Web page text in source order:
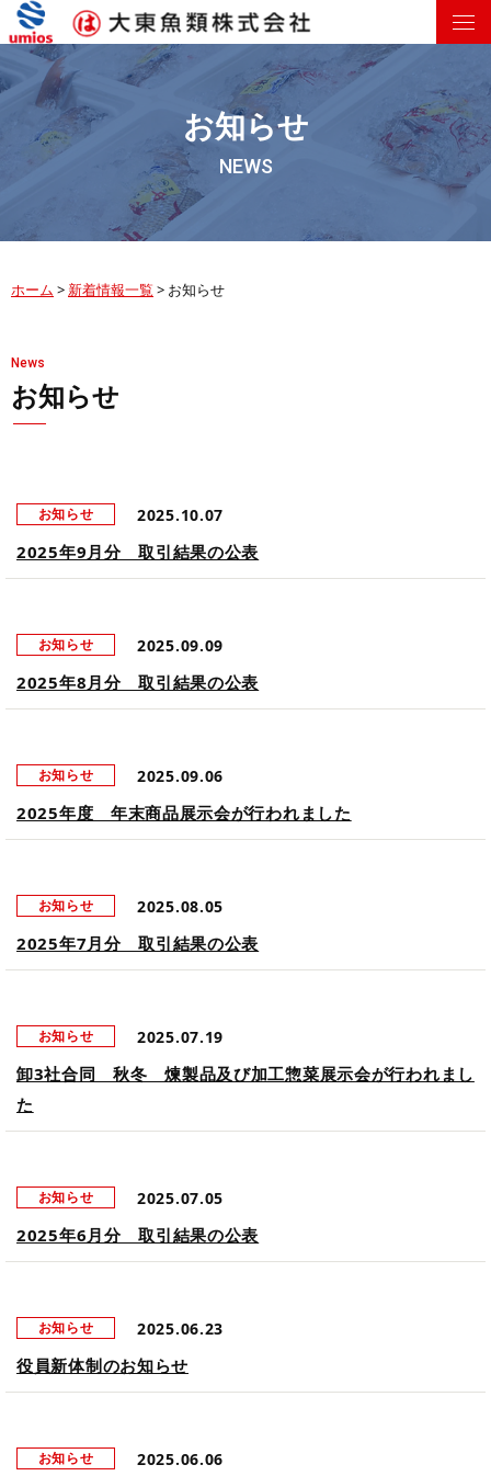
お知らせ
NEWS
ホーム > 新着情報一覧 > お知らせ
News
お知らせ
お知らせ 2025.10.07
2025年9月分 取引結果の公表
お知らせ 2025.09.09
2025年8月分 取引結果の公表
お知らせ 2025.09.06
2025年度 年末商品展示会が行われました
お知らせ 2025.08.05
2025年7月分 取引結果の公表
お知らせ 2025.07.19
卸3社合同 秋冬 煉製品及び加工惣菜展示会が行われまし
た
お知らせ 2025.07.05
2025年6月分 取引結果の公表
お知らせ 2025.06.23
役員新体制のお知らせ
お知らせ 2025.06.06